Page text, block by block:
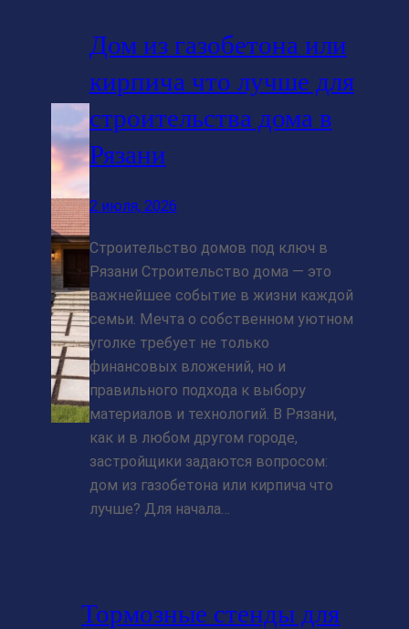
Дом из газобетона или
кирпича что лучше для
строительства дома в
Рязани
2 июля, 2026
Строительство домов под ключ в
Рязани Строительство дома — это
важнейшее событие в жизни каждой
семьи. Мечта о собственном уютном
уголке требует не только
финансовых вложений, но и
правильного подхода к выбору
материалов и технологий. В Рязани,
как и в любом другом городе,
застройщики задаются вопросом:
дом из газобетона или кирпича что
лучше? Для начала…
Тормозные стенды для